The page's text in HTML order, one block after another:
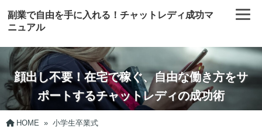
副業で自由を手に入れる！チャットレディ成功マ
ニュアル
顔出し不要！在宅で稼ぐ、自由な働き方をサ
ポートするチャットレディの成功術
HOME » 小学生卒業式